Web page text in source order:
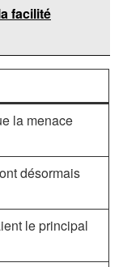
facilité
la menace
désormais
le principal